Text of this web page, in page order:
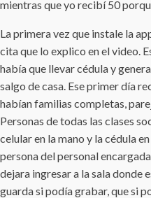
mientras que yo recibí 50
La primera vez que instale la
cita que lo explico en el video.
había que llevar cédula y
salgo de casa. Ese primer día
habían familias completas,
Personas de todas las clases
celular en la mano y la cédula
persona del personal
dejara ingresar a la sala donde
guarda si podía grabar, que si